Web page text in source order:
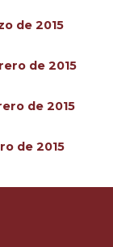
de 2015
de 2015
de 2015
de 2015